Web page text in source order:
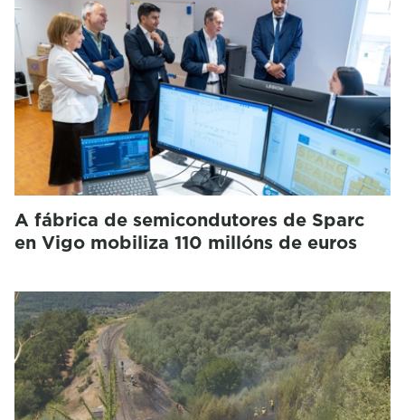
A fábrica de semicondutores de Sparc
en Vigo mobiliza 110 millóns de euros